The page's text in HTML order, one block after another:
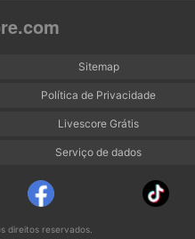
Sitemap
Política de Privacidade
Livescore Grátis
Serviço de dados
direitos reservados.